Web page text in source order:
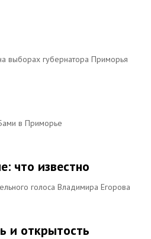
выборах губернатора Приморья
в Приморье
что известно
голоса Владимира Егорова
и открытость